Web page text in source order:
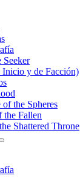
Seeker
Inicio y de Facción)
the Spheres
the Fallen
Shattered Throne